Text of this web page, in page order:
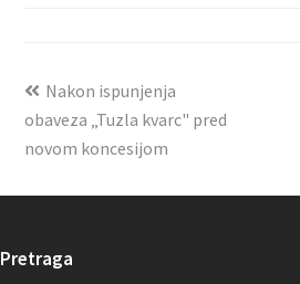
Nakon ispunjenja
obaveza „Tuzla kvarc" pred
novom koncesijom
Pretraga